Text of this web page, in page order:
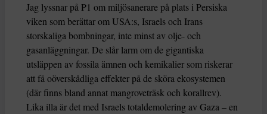
Jag lyssnar på P1 om miljösanerare på plats i Persiska
viken som berättar om USA:s, Israels och Irans
storskaliga bombningar, inte minst av olje- och
gasanläggningar. De slår larm om de gigantiska
utsläppen av fossila ämnen och kemikalier som riskerar
att få oöverskådliga effekter på de sköra ekosystemen
(där finns bland annat mangroveträsk och korallrev).
Lika illa är det med Israels totaldemolering av Gaza – en